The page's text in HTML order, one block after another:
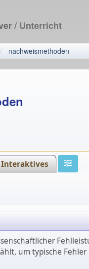
/ Unterricht
nachweismethoden
Interaktives
um typische